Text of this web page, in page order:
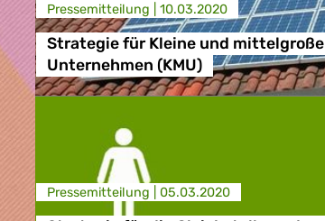
Presse­mitteilung | 10.03.2020
Strategie für Kleine und mittelgroße
Unternehmen (KMU)
Presse­mitteilung | 05.03.2020